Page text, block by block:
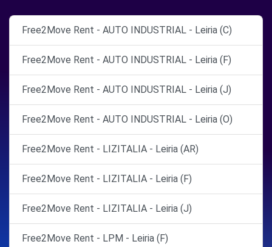
Free2Move Rent - AUTO INDUSTRIAL - Leiria (C)
Free2Move Rent - AUTO INDUSTRIAL - Leiria (F)
Free2Move Rent - AUTO INDUSTRIAL - Leiria (J)
Free2Move Rent - AUTO INDUSTRIAL - Leiria (O)
Free2Move Rent - LIZITALIA - Leiria (AR)
Free2Move Rent - LIZITALIA - Leiria (F)
Free2Move Rent - LIZITALIA - Leiria (J)
Free2Move Rent - LPM - Leiria (F)